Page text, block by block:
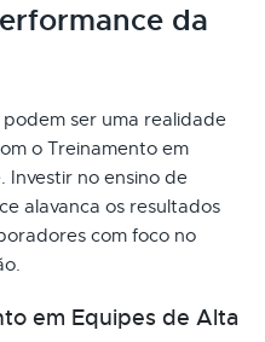
da
ser uma realidade
o Treinamento em
Investir no ensino de
alavanca os resultados
com foco no
em Equipes de Alta